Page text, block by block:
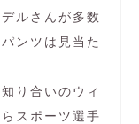
ルさんが多数
ンツは見当た
り合いのウィ
スポーツ選手